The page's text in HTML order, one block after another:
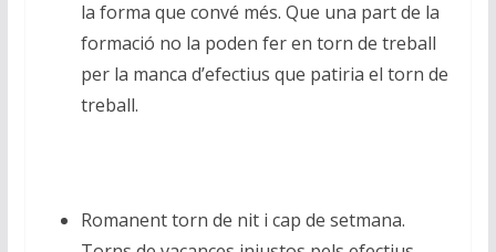
la forma que convé més. Que una part de la
formació no la poden fer en torn de treball
per la manca d’efectius que patiria el torn de
treball.
Romanent torn de nit i cap de setmana.